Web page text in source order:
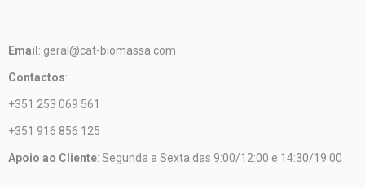
Email : geral@cat-biomassa.com
Contactos:
+351 253 069 561
+351 916 856 125
Apoio ao Cliente: Segunda a Sexta das 9:00/12:00 e 14:30/19:00